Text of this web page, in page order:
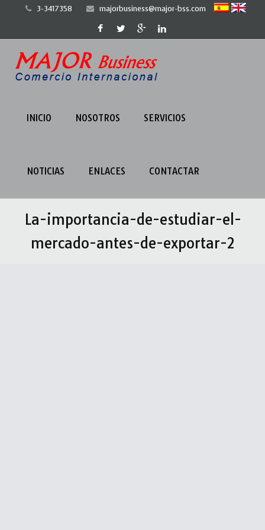
3-3417358 majorbusiness@major-bss.com
INICIO NOSOTROS SERVICIOS
NOTICIAS ENLACES CONTACTAR
La-importancia-de-estudiar-el-
mercado-antes-de-exportar-2